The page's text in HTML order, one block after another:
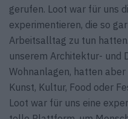
gerufen. Loot war für uns
experimentieren, die so
Arbeitsalltag zu tun
unserem Architektur- und
Wohnanlagen, hatten aber
Kunst, Kultur, Food oder
Loot war für uns eine